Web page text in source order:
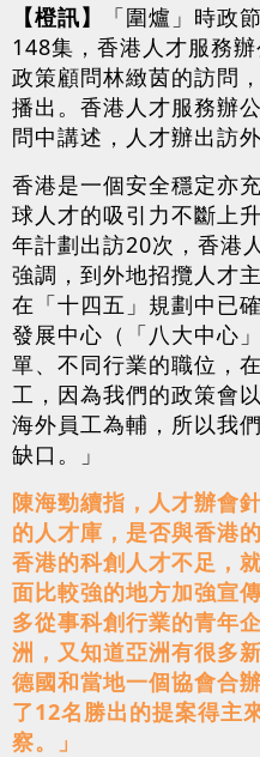
【橙訊】
「圍爐」時政
148集，香港人才服務
政策顧問林緻茵的訪問
播出。香港人才服務辦
問中講述，人才辦出訪
香港是一個安全穩定亦
球人才的吸引力不斷上
年計劃出訪20次，香港
強調，到外地招攬人才
在「十四五」規劃中已
發展中心（「八大中心
單、不同行業的職位，
工，因為我們的政策會
海外員工為輔，所以我
缺口。」
陳海勁續指，人才辦會
的人才庫，是否與香港
香港的科創人才不足，
面比較強的地方加強宣
多從事科創行業的青年
洲，又知道亞洲有很多
德國和當地一個協會合
了12名勝出的提案得主
察。」